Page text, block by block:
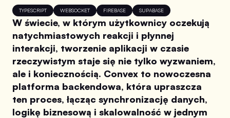
TYPESCRIPT WEBSOCKET FIREBASE SUPABASE
W świecie, w którym użytkownicy oczekują
natychmiastowych reakcji i płynnej
interakcji, tworzenie aplikacji w czasie
rzeczywistym staje się nie tylko wyzwaniem,
ale i koniecznością. Convex to nowoczesna
platforma backendowa, która upraszcza
ten proces, łącząc synchronizację danych,
logikę biznesową i skalowalność w jednym